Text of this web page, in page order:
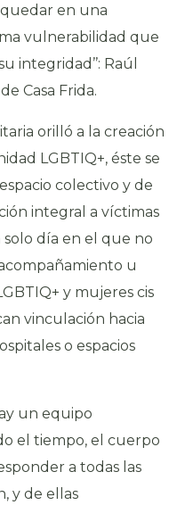
en una
vulnerabilidad que
integridad’’: Raúl
Casa Frida.
orilló a la creación
LGBTIQ+, éste se
colectivo y de
integral a víctimas
solo día en el que no
u
y mujeres cis
vinculación hacia
o espacios
un equipo
el tiempo, el cuerpo
a todas las
y de ellas